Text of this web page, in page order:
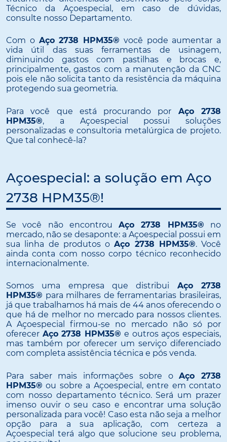
Técnico da Açoespecial, em caso de dúvidas,
consulte nosso Departamento.
Com o Aço 2738 HPM35® você pode aumentar a
vida útil das suas ferramentas de usinagem,
diminuindo gastos com pastilhas e brocas e,
principalmente, gastos com a manutenção da CNC
pois ele não solicita tanto da resistência da máquina
protegendo sua geometria.
Para você que está procurando por Aço 2738
HPM35®, a Açoespecial possui soluções
personalizadas e consultoria metalúrgica de projeto.
Que tal conhecê-la?
Açoespecial: a solução em Aço
2738 HPM35®!
Se você não encontrouAço 2738 HPM35® no
mercado, não se desaponte: a Açoespecial possui em
sua linha de produtos oAço 2738 HPM35®. Você
ainda conta com nosso corpo técnico reconhecido
internacionalmente.
Somos uma empresa que distribui Aço 2738
HPM35® para milhares de ferramentarias brasileiras,
já que trabalhamos há mais de 44 anos oferecendo o
que há de melhor no mercado para nossos clientes.
A Açoespecial firmou-se no mercado não só por
oferecer Aço 2738 HPM35® e outros aços especiais,
mas também por oferecer um serviço diferenciado
com completa assistência técnica e pós venda.
Para saber mais informações sobre oAço 2738
HPM35® ou sobre a Açoespecial, entre em contato
com nosso departamento técnico. Será um prazer
imenso ouvir o seu caso e encontrar uma solução
personalizada para você! Caso esta não seja a melhor
opção para a sua aplicação, com certeza a
Açoespecial terá algo que solucione seu problema,